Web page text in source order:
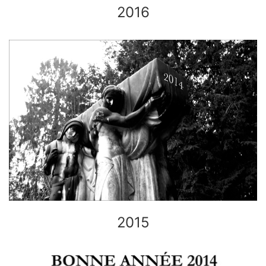
2016
2015